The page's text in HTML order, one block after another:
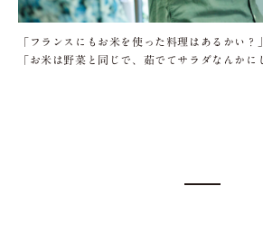
「フランスにもお米を使った料理はあるかい？」
「お米は野菜と同じで、茹でてサラダなんかに